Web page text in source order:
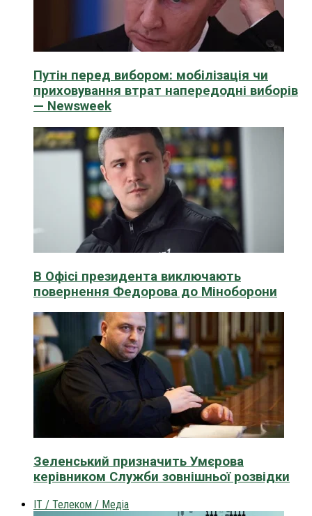
Путін перед вибором: мобілізація чи
приховування втрат напередодні виборів
— Newsweek
В Офісі президента виключають
повернення Федорова до Міноборони
Зеленський призначить Умєрова
керівником Служби зовнішньої розвідки
IT / Телеком / Медіа